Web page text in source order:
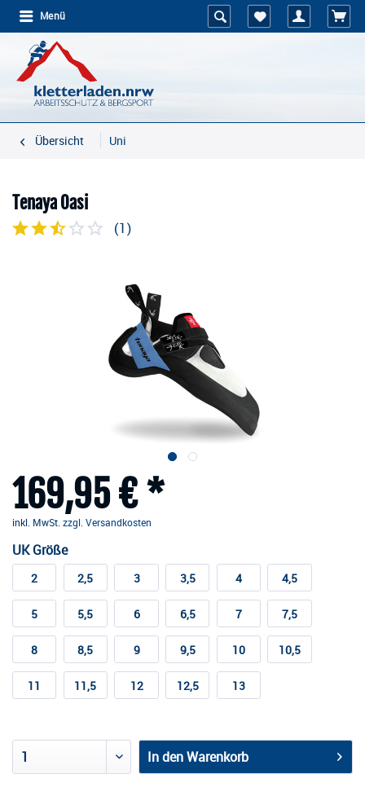
Menü
Übersicht Uni
Tenaya Oasi
(1)
169,95 € *
inkl. MwSt. zzgl. Versandkosten
UK Größe
2 2,5 3 3,5 4 4,5
5 5,5 6 6,5 7 7,5
8 8,5 9 9,5 10 10,5
11 11,5 12 12,5 13
In denWarenkorb